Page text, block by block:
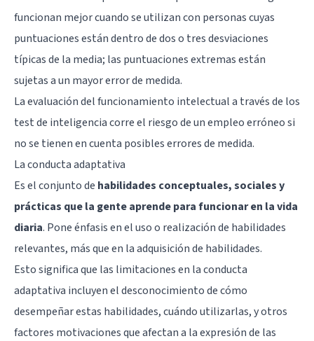
funcionan mejor cuando se utilizan con personas cuyas
puntuaciones están dentro de dos o tres desviaciones
típicas de la media; las puntuaciones extremas están
sujetas a un mayor error de medida.
La evaluación del funcionamiento intelectual a través de los
test de inteligencia corre el riesgo de un empleo erróneo si
no se tienen en cuenta posibles errores de medida.
La conducta adaptativa
Es el conjunto de habilidades conceptuales, sociales y
prácticas que la gente aprende para funcionar en la vida
diaria. Pone énfasis en el uso o realización de habilidades
relevantes, más que en la adquisición de habilidades.
Esto significa que las limitaciones en la conducta
adaptativa incluyen el desconocimiento de cómo
desempeñar estas habilidades, cuándo utilizarlas, y otros
factores motivaciones que afectan a la expresión de las